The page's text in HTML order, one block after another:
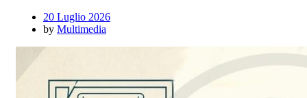
20 Luglio 2026
by Multimedia